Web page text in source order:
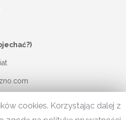
cookies. Korzystając dalej z